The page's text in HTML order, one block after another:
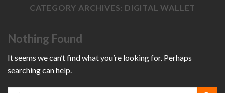
CATEGORY ARCHIVES: DIGITAL WALLET
Nothing Found
It seems we can’t find what you’re looking for. Perhaps
searching can help.